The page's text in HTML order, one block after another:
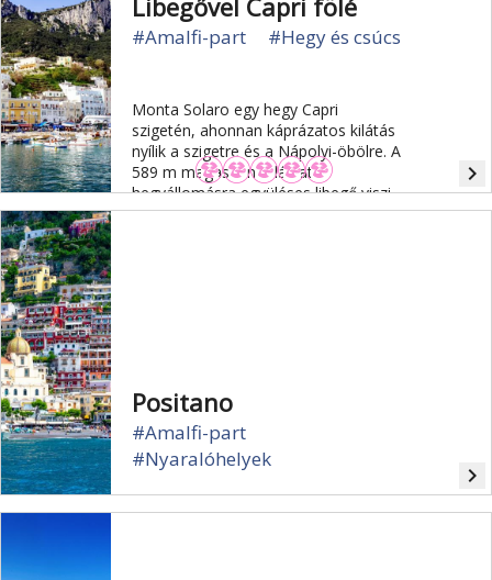
#Amalfi-part #Hegy és csúcs
Monta Solaro egy hegy Capri
szigetén, ahonnan káprázatos kilátás
nyílik a szigetre és a Nápolyi-öbölre. A
589 m magasban található
hegyállomásra együléses libegő viszi
fel az utasokat.
navigate_next
Positano
#Amalfi-part
#Nyaralóhelyek
navigate_next